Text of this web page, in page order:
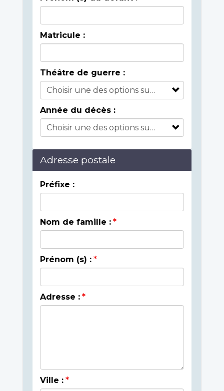
Matricule :
Théâtre de guerre :
Année du décès :
Adresse postale
Préfixe :
Nom de famille :
Prénom (s) :
Adresse :
Ville :